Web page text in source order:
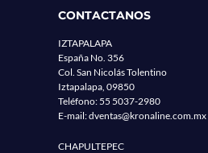
CONTACTANOS
IZTAPALAPA
España No. 356
Col. San Nicolás Tolentino
Iztapalapa, 09850
Teléfono: 55 5037-2980
E-mail:dventas@kronaline.com.mx
CHAPULTEPEC